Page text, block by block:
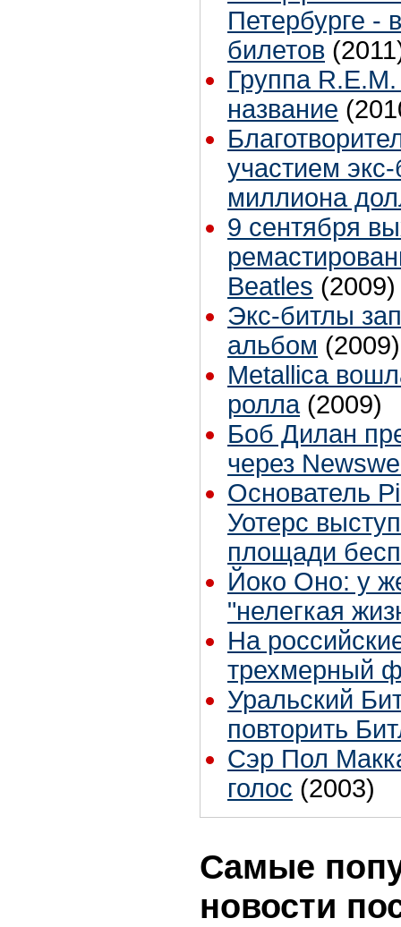
Петербурге -
билетов
Группа
название
участием
миллиона
9 сентября
Beatles (2009)
Экс-битлы
альбом (2009)
Metallica
ролла (2009)
Боб Дилан
через
Основатель
Уотерс
площади
Йоко Оно: у
"нелегкая
На
трехмерный
Уральский
повторить
Сэр Пол
голос (2003)
Самые
новости